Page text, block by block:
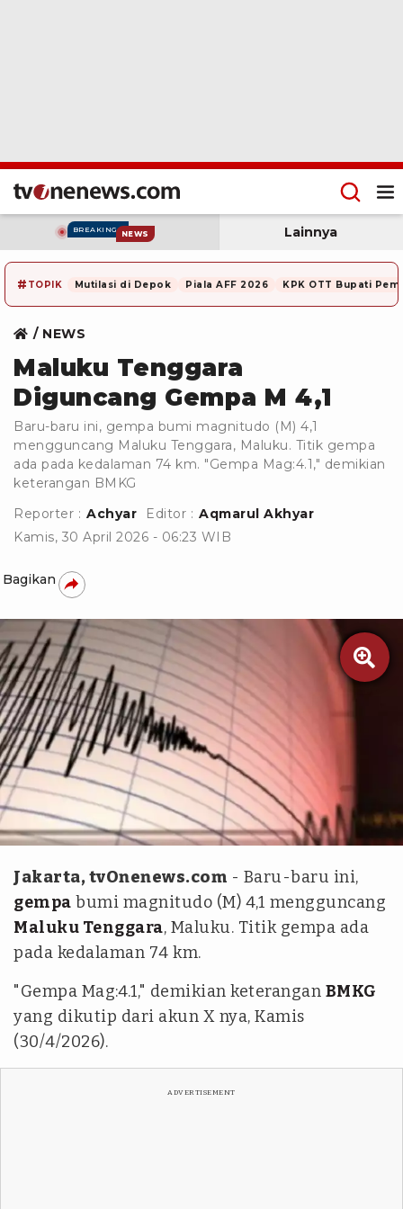
BREAKING NEWS Lainnya
# TOPIK Mutilasi di Depok Piala AFF 2026 KPK OTT Bupati
NEWS
Maluku Tenggara
Diguncang Gempa M 4,1
Baru-baru ini, gempa bumi magnitudo (M) 4,1
mengguncang Maluku Tenggara, Maluku. Titik gempa
ada pada kedalaman 74 km. "Gempa Mag:4.1," demikian
keterangan BMKG
Reporter : Achyar Editor : Aqmarul Akhyar
Kamis, 30 April 2026 - 06:23 WIB
Bagikan

Antara
Jakarta, tvOnenews.com - Baru-baru ini,
gempa bumi magnitudo (M) 4,1 mengguncang
Maluku Tenggara, Maluku. Titik gempa ada
pada kedalaman 74 km.
"Gempa Mag:4.1," demikian keterangan BMKG
yang dikutip dari akun X nya, Kamis
(30/4/2026).
ADVERTISEMENT